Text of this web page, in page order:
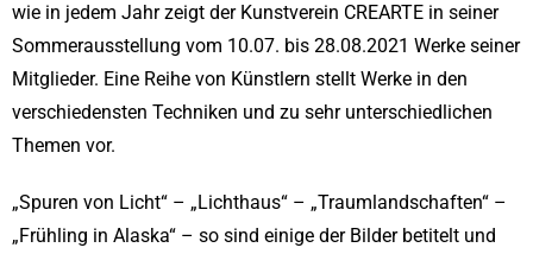
wie in jedem Jahr zeigt der Kunstverein CREARTE in seiner
Sommerausstellung vom 10.07. bis 28.08.2021 Werke seiner
Mitglieder. Eine Reihe von Künstlern stellt Werke in den
verschiedensten Techniken und zu sehr unterschiedlichen
Themen vor.
„Spuren von Licht“ – „Lichthaus“ – „Traumlandschaften“ –
„Frühling in Alaska“ – so sind einige der Bilder betitelt und